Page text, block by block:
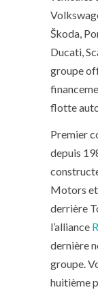
Škoda,
Ducati,
groupe
flotte
Premier
depuis
Motors et
derrière
l’alliance
dernière
groupe.
huitième